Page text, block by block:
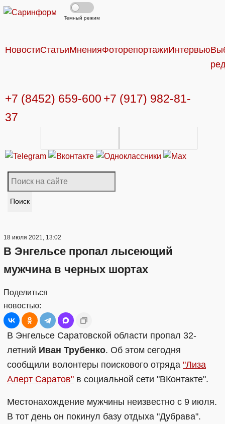
Темный режим
НовостиСтатьиМненияФоторепортажиИнтервью
+7 (8452) 659-600 +7 (917) 982-81-
37
Поиск
18 июля 2021, 13:02
В Энгельсе пропал лысеющий
мужчина в черных шортах
Поделиться
новостью:
В Энгельсе Саратовской области пропал 32-
летний Иван Трубенко. Об этом сегодня
сообщили волонтеры поискового отряда "Лиза
Алерт Саратов" в социальной сети "ВКонтакте".
Местонахождение мужчины неизвестно с 9 июля.
В тот день он покинул базу отдыха "Дубрава".